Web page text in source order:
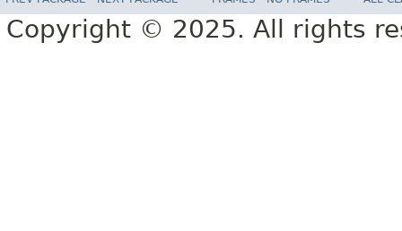
Copyright © 2025. All rights